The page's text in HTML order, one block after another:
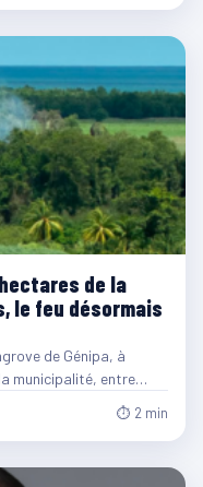
de la
le feu désormais
de Génipa, à
municipalité, entre…
⏱ 2 min